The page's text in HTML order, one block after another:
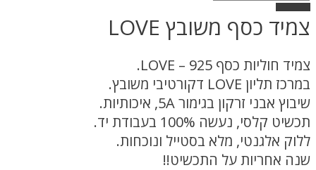
צמיד כסף משובץ LOVE
צמיד חוליות כסף 925 – LOVE.
במרכז תליון LOVE דקורטיבי משובץ.
שיבוץ אבני זרקון בגימור 5A, איכותיות.
תכשיט קלסי, נעשה 100% בעבודת יד.
ללוק אלגנטי, מלא בסטייל ונוכחות.
שנה אחריות על התכשיט!!